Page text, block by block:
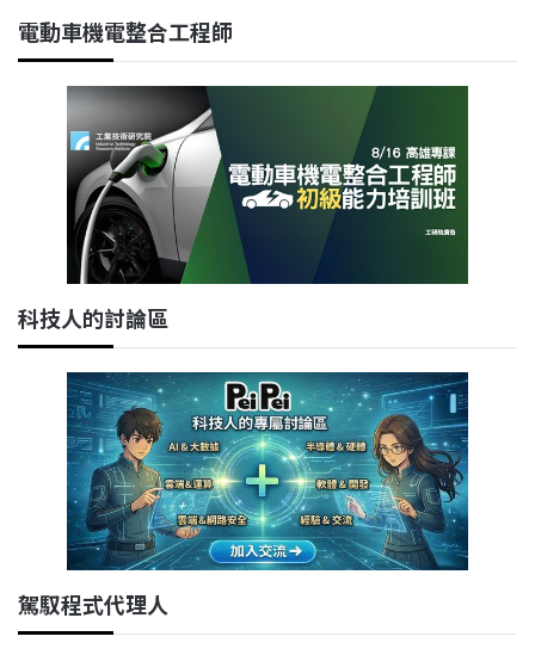
電動車機電整合工程師
科技人的討論區
駕馭程式代理人